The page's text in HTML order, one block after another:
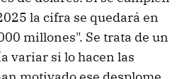
la cifra se quedará en
millones". Se trata de un
variar si lo hacen las